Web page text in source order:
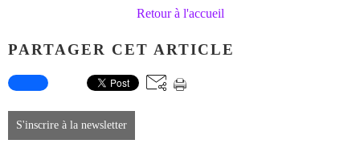
Retour à l'accueil
PARTAGER CET ARTICLE
S'inscrire à la newsletter